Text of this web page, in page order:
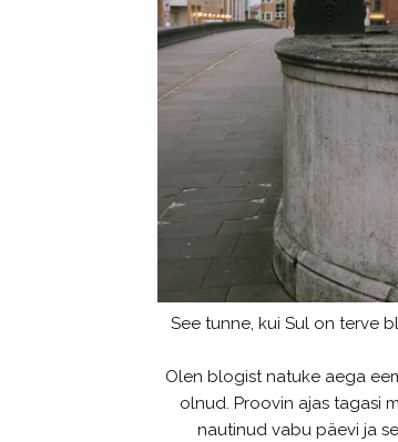
See tunne, kui Sul on terve
Olen blogist natuke aega
olnud. Proovin ajas tagasi
nautinud vabu päevi ja